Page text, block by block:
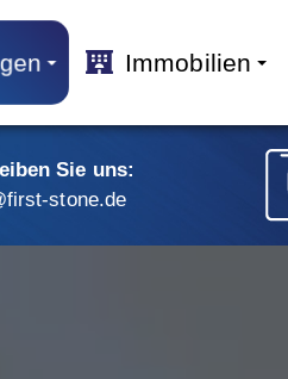
Immobilien
Sie uns:
stone.de